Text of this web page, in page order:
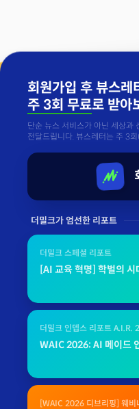
회원가입 후 뷰스레
주 3회 무료로 받아
단순 뉴스 서비스가 아닌 세상
전달드립니다. 뷰스레터는 주 3
더밀크가 엄선한 리포트
더밀크 스페셜 리포트
[AI 교육 혁명] 학벌의 시
더밀크 인뎁스 리포트 A.I.R.
WAIC 2026: AI 메이드
[WAIC 2026 디브리핑] 웨비